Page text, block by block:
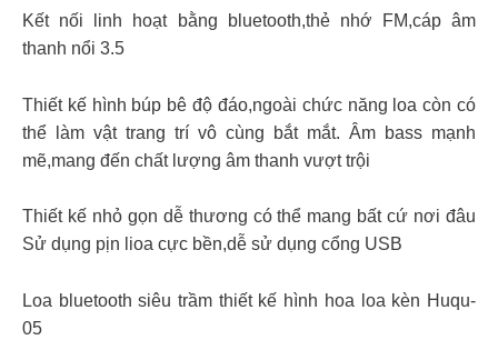
Kết nối linh hoạt bằng bluetooth,thẻ nhớ FM,cáp âm
thanh nổi 3.5
Thiết kế hình búp bê độ đáo,ngoài chức năng loa còn có
thể làm vật trang trí vô cùng bắt mắt. Âm bass mạnh
mẽ,mang đến chất lượng âm thanh vượt trội
Thiết kế nhỏ gọn dễ thương có thể mang bất cứ nơi đâu
Sử dụng pịn lioa cực bền,dễ sử dụng cổng USB
Loa bluetooth siêu trầm thiết kế hình hoa loa kèn Huqu-
05